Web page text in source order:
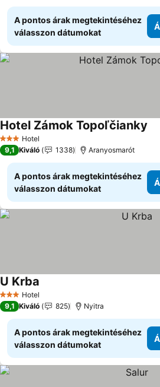
A pontos árak megtekintéséhez
válasszon dátumokat
3 Kategória
Hotel
Hotel Zámok Topoľčianky
9,1 Kiváló 1338 Aranyosmarót
A pontos árak megtekintéséhez
válasszon dátumokat
3 Kategória
Hotel
U Krba
9,1 Kiváló 825 Nyitra
A pontos árak megtekintéséhez
válasszon dátumokat